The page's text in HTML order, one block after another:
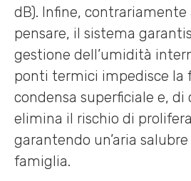
dB). Infine, contrariamente
pensare, il sistema
gestione dell’umidità
ponti termici impedisce la
condensa superficiale e, di
elimina il rischio di
garantendo un’aria
famiglia.